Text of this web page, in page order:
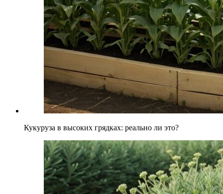
Кукуруза в высоких грядках: реально ли это?